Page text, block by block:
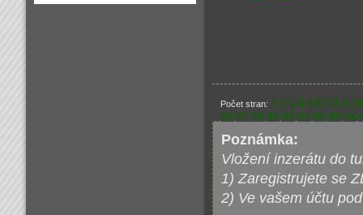
Počet stran: 1 2 3 4 5 6 7 8 9 10
36 37 38 39 40 41 42 43 44
Poznámka:
Vložení inzerátu do
1) Zaregistrujete se
2) Ve vašem účtu